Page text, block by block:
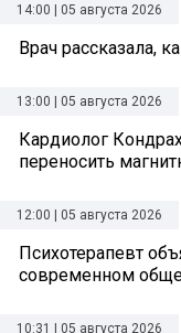
14:00 | 05 августа 2026
Врач рассказала,
13:00 | 05 августа 2026
Кардиолог
переносить
12:00 | 05 августа 2026
Психотерапевт
современном
10:31 | 05 августа 2026